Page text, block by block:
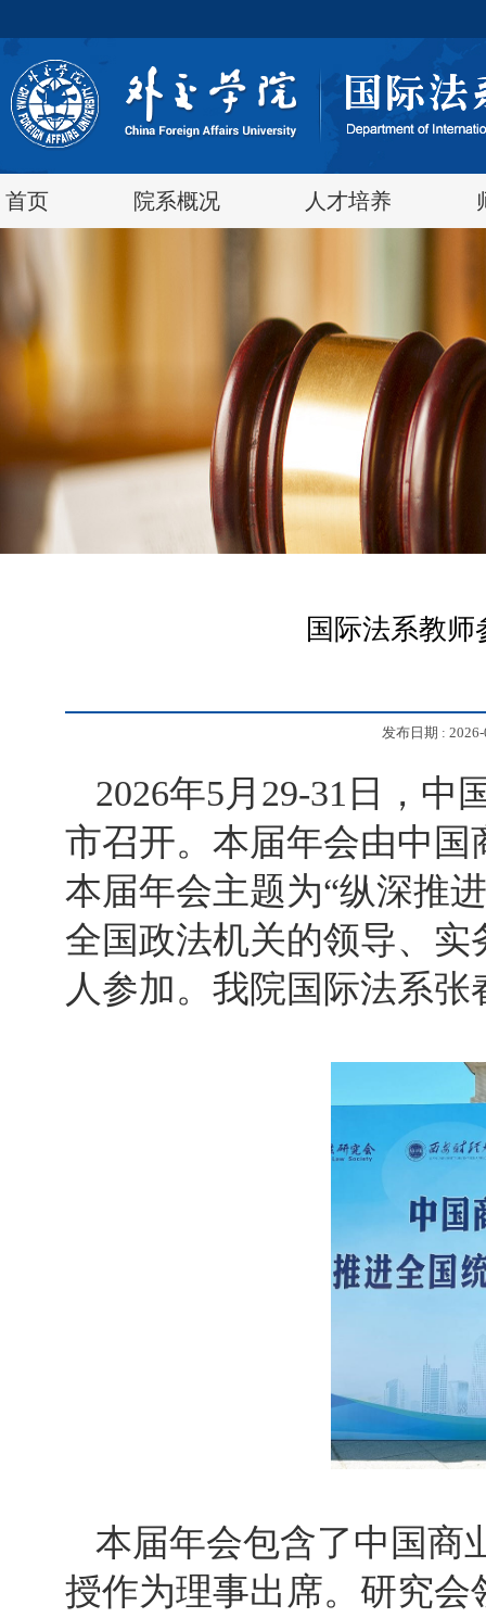
首页 院系概况 人才培养
国际法系教师
发布日期 :
2026年5月29-31日，中
市召开。本届年会由中
本届年会主题为“纵深推
全国政法机关的领导、
人参加。我院国际法系
本届年会包含了中国商
授作为理事出席。研究